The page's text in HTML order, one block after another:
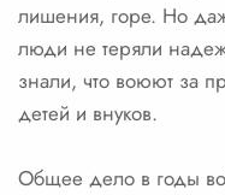
лишения, горе. Но
люди не теряли
знали, что воюют за
детей и внуков.
Общее дело в годы